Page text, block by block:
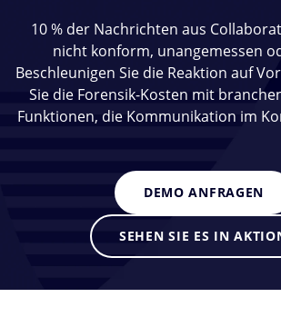
10 % der Nachrichten aus
nicht konform, unangemessen
Beschleunigen Sie die Reaktion auf
Sie die Forensik-Kosten mit
Funktionen, die Kommunikation im
DEMO ANFRAGEN
SEHEN SIE ES IN